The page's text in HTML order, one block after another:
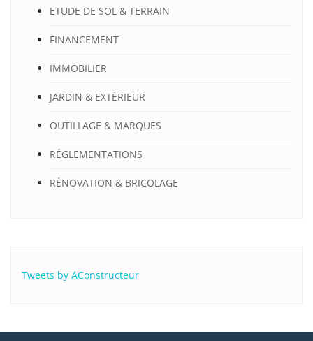
ETUDE DE SOL & TERRAIN
FINANCEMENT
IMMOBILIER
JARDIN & EXTÉRIEUR
OUTILLAGE & MARQUES
RÉGLEMENTATIONS
RÉNOVATION & BRICOLAGE
Tweets by AConstructeur